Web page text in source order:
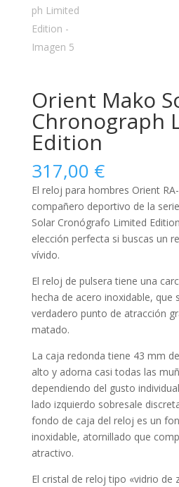
Orient Mako
Chronograph
Edition
317,00 €
El reloj para hombres Orient
compañero deportivo de la
Solar Cronógrafo Limited
elección perfecta si buscas un
vívido.
El reloj de pulsera tiene una
hecha de acero inoxidable, que
verdadero punto de atracción
matado.
La caja redonda tiene 43 mm
alto y adorna casi todas las
dependiendo del gusto
lado izquierdo sobresale
fondo de caja del reloj es un
inoxidable, atornillado que
atractivo.
El cristal de reloj tipo «vidrio de